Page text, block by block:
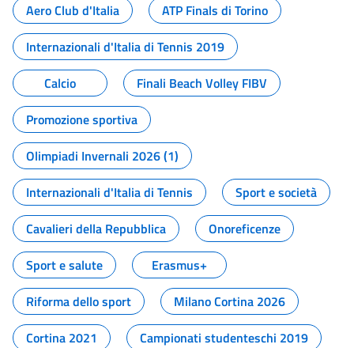
Aero Club d'Italia
ATP Finals di Torino
Internazionali d'Italia di Tennis 2019
Calcio
Finali Beach Volley FIBV
Promozione sportiva
Olimpiadi Invernali 2026 (1)
Internazionali d'Italia di Tennis
Sport e società
Cavalieri della Repubblica
Onoreficenze
Sport e salute
Erasmus+
Riforma dello sport
Milano Cortina 2026
Cortina 2021
Campionati studenteschi 2019